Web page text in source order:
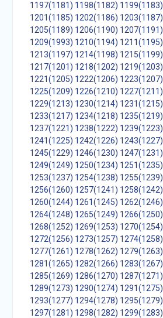
1197(1181) 1198(1182) 1199(1183)
1201(1185) 1202(1186) 1203(1187)
1205(1189) 1206(1190) 1207(1191)
1209(1993) 1210(1194) 1211(1195)
1213(1197) 1214(1198) 1215(1199)
1217(1201) 1218(1202) 1219(1203)
1221(1205) 1222(1206) 1223(1207)
1225(1209) 1226(1210) 1227(1211)
1229(1213) 1230(1214) 1231(1215)
1233(1217) 1234(1218) 1235(1219)
1237(1221) 1238(1222) 1239(1223)
1241(1225) 1242(1226) 1243(1227)
1245(1229) 1246(1230) 1247(1231)
1249(1249) 1250(1234) 1251(1235)
1253(1237) 1254(1238) 1255(1239)
1256(1260) 1257(1241) 1258(1242)
1260(1244) 1261(1245) 1262(1246)
1264(1248) 1265(1249) 1266(1250)
1268(1252) 1269(1253) 1270(1254)
1272(1256) 1273(1257) 1274(1258)
1277(1261) 1278(1262) 1279(1263)
1281(1265) 1282(1266) 1283(1267)
1285(1269) 1286(1270) 1287(1271)
1289(1273) 1290(1274) 1291(1275)
1293(1277) 1294(1278) 1295(1279)
1297(1281) 1298(1282) 1299(1283)